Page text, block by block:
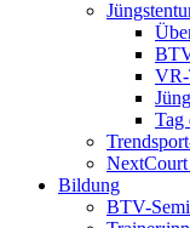
VR-
Tag
NextCourt
Bildung
BTV-